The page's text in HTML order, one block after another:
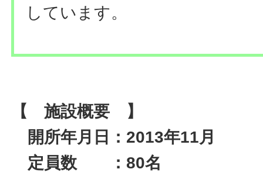
しています。
【 施設概要 】
開所年月日：2013年11月
定員数 ：80名